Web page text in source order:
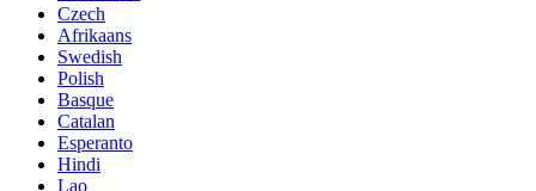
Czech
Afrikaans
Swedish
Polish
Basque
Catalan
Esperanto
Hindi
Lao